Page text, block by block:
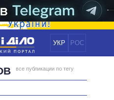
УКР РОС
все публикации по тегу